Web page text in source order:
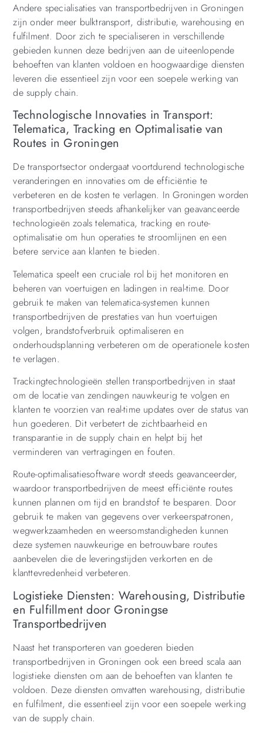
Andere specialisaties van transportbedrijven in Groningen
zijn onder meer bulktransport, distributie, warehousing en
fulfilment. Door zich te specialiseren in verschillende
gebieden kunnen deze bedrijven aan de uiteenlopende
behoeften van klanten voldoen en hoogwaardige diensten
leveren die essentieel zijn voor een soepele werking van
de supply chain.
Technologische Innovaties in Transport:
Telematica, Tracking en Optimalisatie van
Routes in Groningen
De transportsector ondergaat voortdurend technologische
veranderingen en innovaties om de efficiëntie te
verbeteren en de kosten te verlagen. In Groningen worden
transportbedrijven steeds afhankelijker van geavanceerde
technologieën zoals telematica, tracking en route-
optimalisatie om hun operaties te stroomlijnen en een
betere service aan klanten te bieden.
Telematica speelt een cruciale rol bij het monitoren en
beheren van voertuigen en ladingen in real-time. Door
gebruik te maken van telematica-systemen kunnen
transportbedrijven de prestaties van hun voertuigen
volgen, brandstofverbruik optimaliseren en
onderhoudsplanning verbeteren om de operationele kosten
te verlagen.
Trackingtechnologieën stellen transportbedrijven in staat
om de locatie van zendingen nauwkeurig te volgen en
klanten te voorzien van real-time updates over de status van
hun goederen. Dit verbetert de zichtbaarheid en
transparantie in de supply chain en helpt bij het
verminderen van vertragingen en fouten.
Route-optimalisatiesoftware wordt steeds geavanceerder,
waardoor transportbedrijven de meest efficiënte routes
kunnen plannen om tijd en brandstof te besparen. Door
gebruik te maken van gegevens over verkeerspatronen,
wegwerkzaamheden en weersomstandigheden kunnen
deze systemen nauwkeurige en betrouwbare routes
aanbevelen die de leveringstijden verkorten en de
klanttevredenheid verbeteren.
Logistieke Diensten: Warehousing, Distributie
en Fulfillment door Groningse
Transportbedrijven
Naast het transporteren van goederen bieden
transportbedrijven in Groningen ook een breed scala aan
logistieke diensten om aan de behoeften van klanten te
voldoen. Deze diensten omvatten warehousing, distributie
en fulfilment, die essentieel zijn voor een soepele werking
van de supply chain.